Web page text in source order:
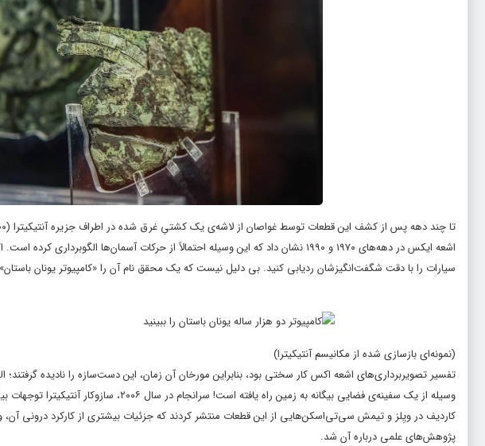
اشعه ایکس در دهه‌های ۱۹۷۰ و ۱۹۹۰ نشان داد که این وسیله احتمالاً از حرکات آسمان‌ها
سیارات را با دقت شگفت‌انگیزشان ردیابی کنید. بی دلیل نیست که یک محقق نام آن را «کامپیوتر یونان
(نمونه‌ای بازسازی شده از مکانیسم آنتیکیترا)
تفسیر تصویربرداری‌های اشعه اکس کار سختی بود، بنابراین مورخان آن زمان، این دست‌سازه را نادیده گرفتند؛
وسیله از یک سفینه‌ی فضایی بیگانه به زمین راه یافته است! سرانجام در سال ۲۰۰۶، سازوکار آنتیکیترا توجهات بیشتری را به خود جلب کرد. آن سال،
کاردیف در ویِلز و تیمش سی‌تی‌اسکن‌هایی از این قطعات منتشر کردند که جزئیات بیشتری از کارکرد درونی
پژوهش‌های علمی درباره آن شد.